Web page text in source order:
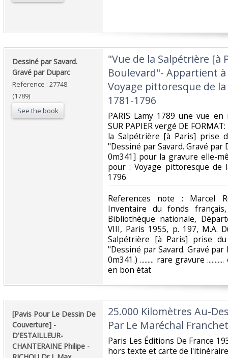
‎Dessiné par Savard.
Gravé par Duparc‎
Reference : 27748
(1789)
See the book
‎"Vue de la Salpétrière [à
Boulevard"- Appartient
Voyage pittoresque de la
1781-1796‎
‎PARIS Lamy 1789 une vue en
SUR PAPIER vergé DE
la Salpétrière [à Paris] prise
"Dessiné par Savard. Gravé par
0m341] pour la gravure elle-
pour : Voyage pittoresque de
1796‎
‎References note : Marcel
Inventaire du fonds
Bibliothèque nationale,
VIII, Paris 1955, p. 197, M.A.
Salpétrière [à Paris] prise
"Dessiné par Savard. Gravé par
0m341.) ......... rare gravure
en bon état ‎
‎[Pavis Pour Le Dessin De
Couverture] - ‎
‎D'ESTAILLEUR-
CHANTERAINE Philipe -
‎25.000 Kilomètres Au-
Par Le Maréchal
‎Paris Les Éditions De France
hors texte et carte de l'itinéraire‎